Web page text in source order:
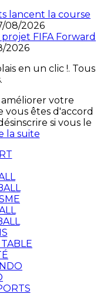
lancent la course
08/2026
FIFA Forward
2026
en un clic !. Tous
améliorer votre
vous êtes d'accord
si vous le
la suite